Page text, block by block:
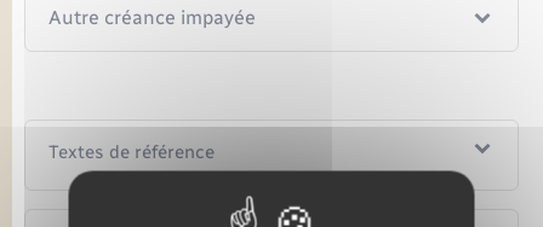
Autre créance impayée
Textes de référence